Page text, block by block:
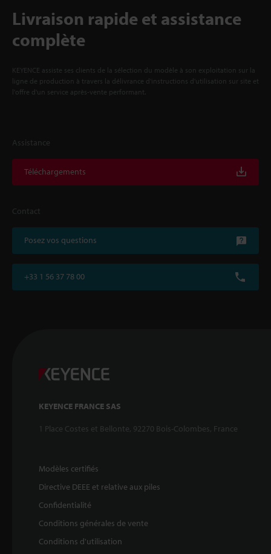
Livraison rapide et assistance
complète
KEYENCE assiste ses clients de la sélection du modèle à son exploitation sur la
ligne de production à travers la délivrance d'instructions d'utilisation sur site et
l'offre d'un service après-vente performant.
Assistance
Téléchargements
Contact
Posez vos questions
+33 1 56 37 78 00
KEYENCE FRANCE SAS
1 Place Costes et Bellonte, 92270 Bois-Colombes, France
Modèles certifiés
Directive DEEE et relative aux piles
Confidentialité
Conditions générales de vente
Conditions d'utilisation